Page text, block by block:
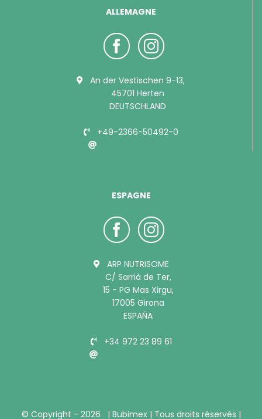
ALLEMAGNE
An der Vestischen 9-13,
45701 Herten
DEUTSCHLAND
+49-2366-50492-0
ESPAGNE
ARP NUTRISOME
C/ Sarrià de Ter,
15 - PG Mas Xirgu,
17005 Girona
ESPAÑA
+34 972 23 89 61
© Copyright - 2026 | Bubimex | Tous droits réservés |